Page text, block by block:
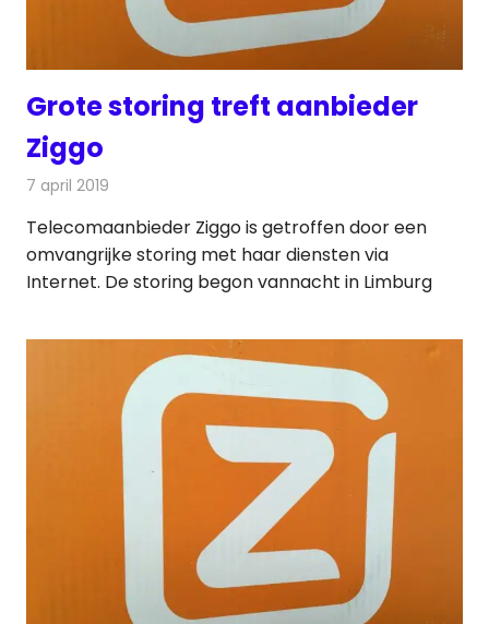
Grote storing treft aanbieder
Ziggo
7 april 2019
Telecomaanbieder Ziggo is getroffen door een
omvangrijke storing met haar diensten via
Internet. De storing begon vannacht in Limburg